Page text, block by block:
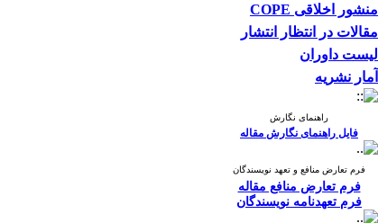
منشور اخلاقی COPE
مقالات در انتظار انتشار
لیست داوران
آمار نشریه
راهنمای نگارش
فایل راهنمای نگارش مقاله
فرم تعارض منافع و تعهد نویسندگان
فرم تعارض منافع مقاله
فرم تعهدنامه نویسندگان